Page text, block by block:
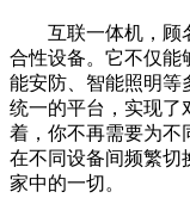
互联一体机，顾名
合性设备。它不仅能
能安防、智能照明等
统一的平台，实现了
着，你不再需要为不
在不同设备间频繁切
家中的一切。